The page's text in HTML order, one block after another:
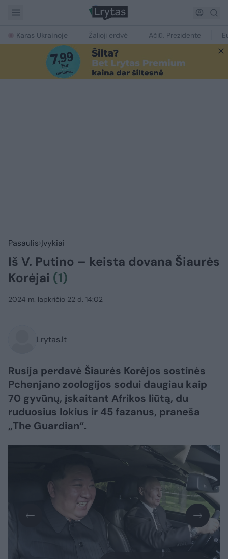
Karas Ukrainoje Žalioji erdvė Ačiū, Prezidente
Pasaulis Įvykiai
Iš V. Putino – keista dovana Šiaurės
Korėjai (1)
2024 m. lapkričio 22 d. 14:02
Lrytas.lt
Rusija perdavė Šiaurės Korėjos sostinės
Pchenjano zoologijos sodui daugiau kaip
70 gyvūnų, įskaitant Afrikos liūtą, du
ruduosius lokius ir 45 fazanus, praneša
„The Guardian“.